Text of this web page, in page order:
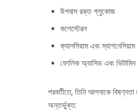
উপবাস রক্ত ​​গ্লুকোজ
কলেস্টেরল
ক্যালসিয়াম এবং
ফোলিক অ্যাসিড এবং ভিটামিন
পরবর্তীতে, তিনি আপনাকে
অন্তর্ভুক্ত: